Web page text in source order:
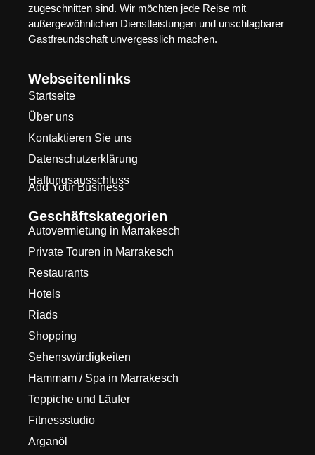
zugeschnitten sind. Wir möchten jede Reise mit
außergewöhnlichen Dienstleistungen und unschlagbarer
Gastfreundschaft unvergesslich machen.
Webseitenlinks
Startseite
Über uns
Kontaktieren Sie uns
Datenschutzerklärung
Haftungsausschluss
Add Your Business
Geschäftskategorien
Autovermietung in Marrakesch
Private Touren in Marrakesch
Restaurants
Hotels
Riads
Shopping
Sehenswürdigkeiten
Hammam / Spa in Marrakesch
Teppiche und Läufer
Fitnessstudio
Arganöl